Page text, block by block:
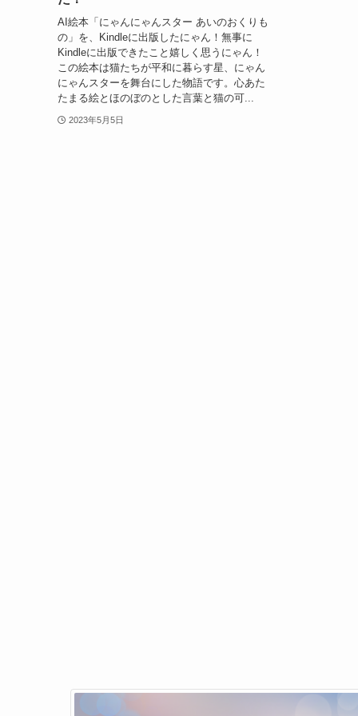
AI絵本「にゃんにゃんスター あいのおくりも
の」を、Kindleに出版したにゃん！無事に
Kindleに出版できたこと嬉しく思うにゃん！
この絵本は猫たちが平和に暮らす星、にゃん
にゃんスターを舞台にした物語です。心あた
たまる絵とほのぼのとした言葉と猫の可...
2023年5月5日